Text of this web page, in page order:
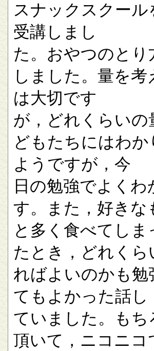
スナックスクー
受講しまし
た。おやつのとり
しました。量を
は大切です
が，どれくらいの
どもたちにはわ
ようですが，今
日の勉強でよく
す。また，好きな
と多く食べてしま
たとき，どれく
ればよいのかも勉
てもよかった話し
ていました。も
頂いて，ニコニコ